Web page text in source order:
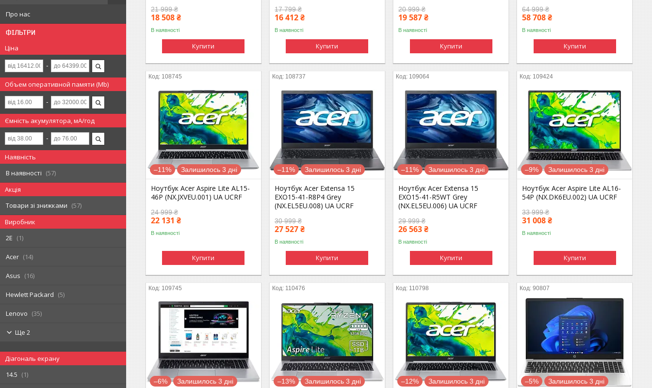
Про нас
ФІЛЬТРИ
Ціна
Объем оперативной памяти (Mb)
Ємність акумулятора, мА/год
Наявність
В наявності
57
Акція
Товари зі знижками
57
Виробник
2E
1
Acer 14
Asus 16
Hewlett Packard 5
Lenovo 35
Ще 2
Діагональ екрану
14.5
1
21 999 ₴
18 508 ₴
В наявності
Купити
17 799 ₴
16 412 ₴
В наявності
Купити
20 999 ₴
19 587 ₴
В наявності
Купити
64 999 ₴
58 708 ₴
В наявності
Купити
108745
–11% Залишилось 3 дні
Ноутбук Acer Aspire Lite AL15-
46P (NX.JXVEU.001) UA UCRF
24 999 ₴
22 131 ₴
В наявності
Купити
108737
–11% Залишилось 3 дні
Ноутбук Acer Extensa 15
EXO15-41-R8P4 Grey
(NX.EL5EU.008) UA UCRF
30 999 ₴
27 527 ₴
В наявності
Купити
109064
–11% Залишилось 3 дні
Ноутбук Acer Extensa 15
EXO15-41-R5WT Grey
(NX.EL5EU.006) UA UCRF
29 999 ₴
26 563 ₴
В наявності
Купити
109424
–9% Залишилось 3 дні
Ноутбук Acer Aspire Lite AL16-
54P (NX.DK6EU.002) UA UCRF
33 999 ₴
31 008 ₴
В наявності
Купити
109745
–6% Залишилось 3 дні
110476
–13% Залишилось 3 дні
110798
–12% Залишилось 3 дні
90807
–5% Залишилось 3 дні